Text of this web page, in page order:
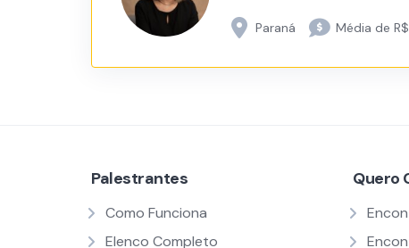
Paraná Média de
Palestrantes
Como Funciona
Elenco Completo
Quero